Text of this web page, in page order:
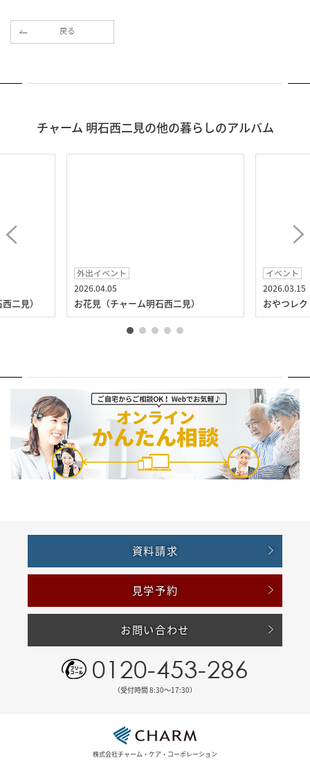
戻る
チャーム 明石西二見の他の暮らしのアルバム
二見）
外出イベント
2026.04.05
お花見（チャーム明石西二見）
イベント
2026.03.15
おやつレ
資料請求
見学予約
お問い合わせ
0120-453-286
（受付時間 8:30〜17:30）
株式会社チャーム・ケア・コーポレーション